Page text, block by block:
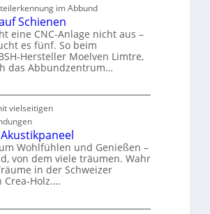
im Abbund
Schienen
eine CNC-Anlage nicht aus –
es fünf. So beim
Hersteller Moelven Limtre,
das Abbundzentrum…
vielseitigen
Wohlfühlen und Genießen –
von dem viele träumen. Wahr
in der Schweizer
Crea-Holz.…